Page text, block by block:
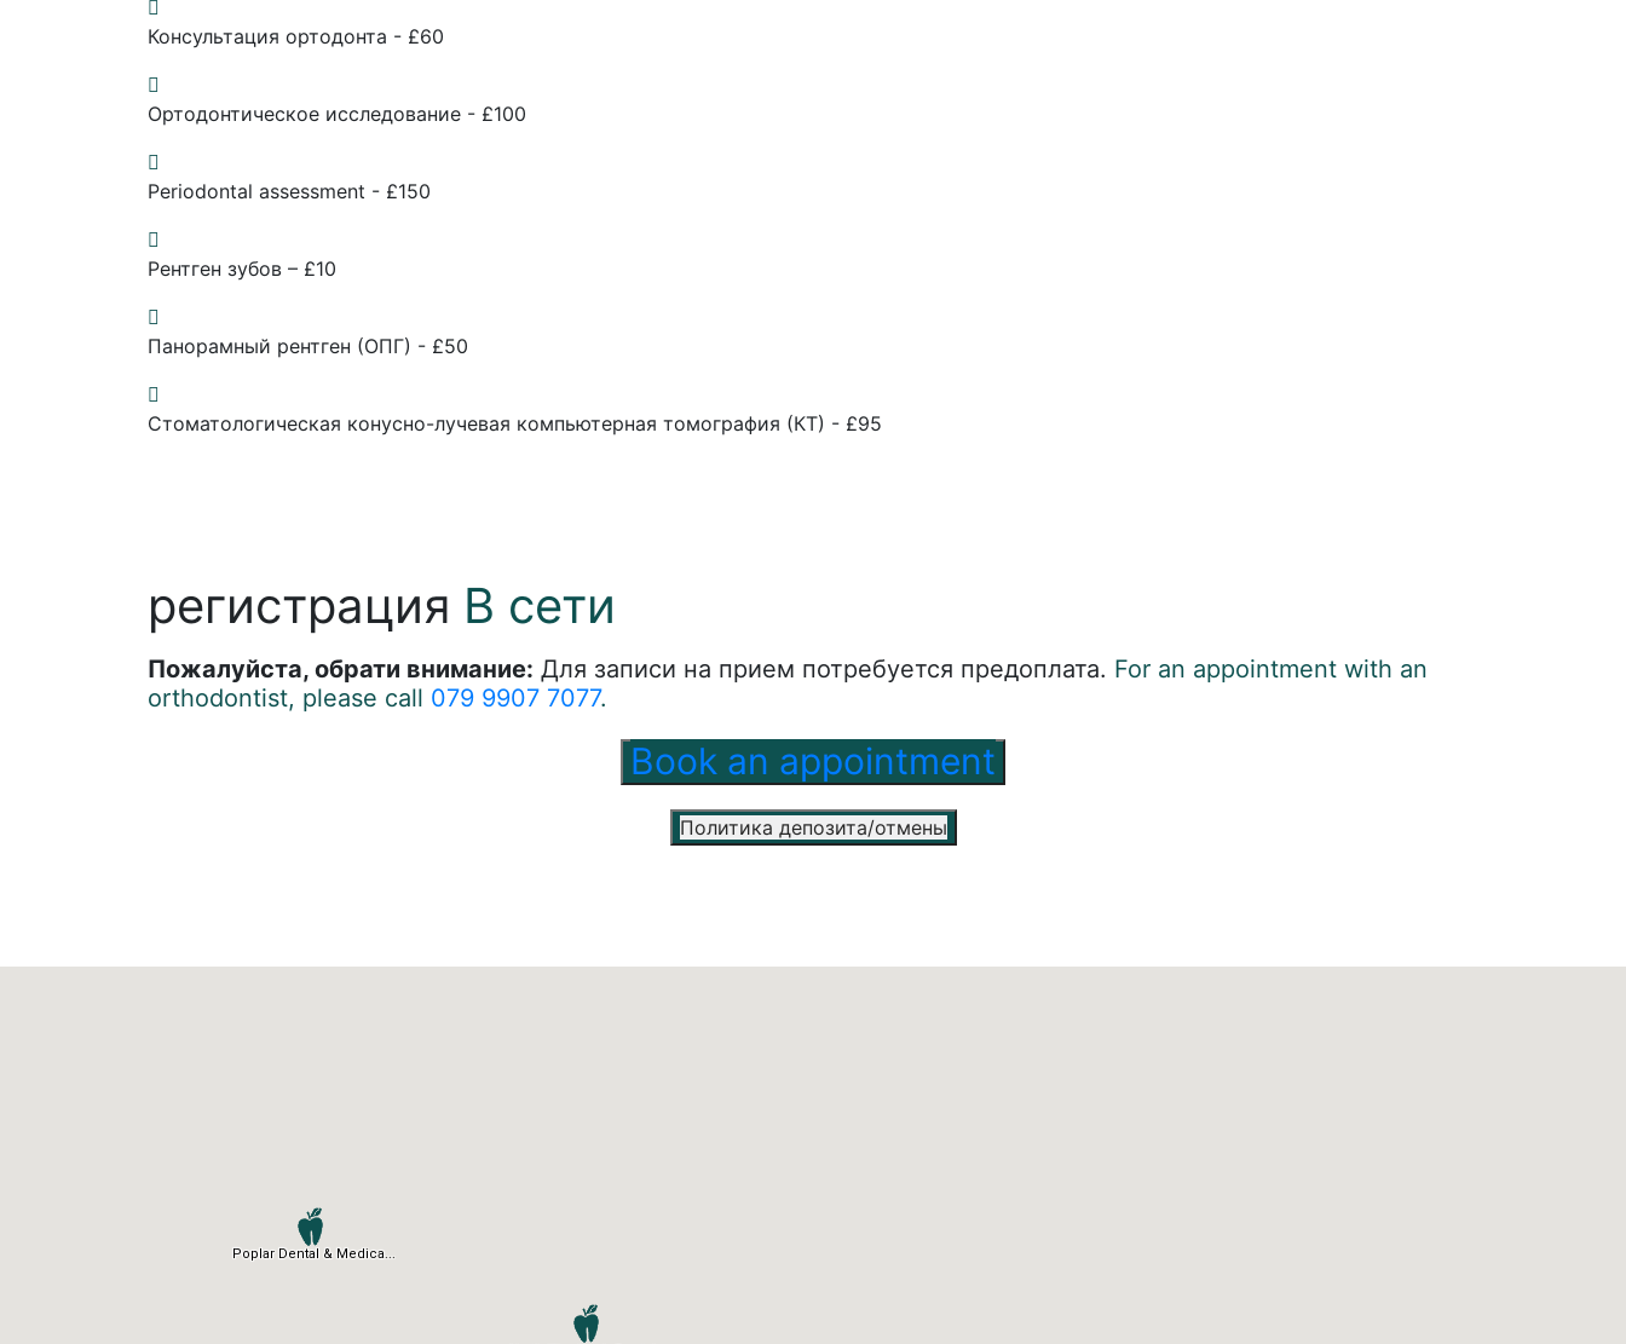
Консультация ортодонта - £60
Ортодонтическое исследование - £100
Periodontal assessment - £150
Рентген зубов – £10
Панорамный рентген (ОПГ) - £50
Стоматологическая конусно-лучевая компьютерная томография (КТ) - £95
регистрация В сети
Пожалуйста, обрати внимание: Для записи на прием потребуется предоплата. For an appointment with an
orthodontist, please call 079 9907 7077.
Book an appointment
Политика депозита/отмены